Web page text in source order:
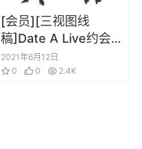
[会员][三视图线
稿]Date A Live约会
大作战 万由里裁决 角
色三视图线稿设定集
2021年6月12日
0
0 2.4K